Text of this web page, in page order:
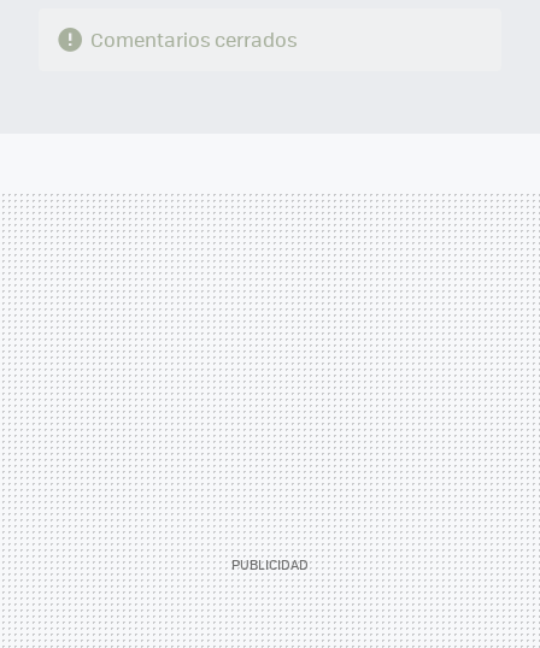
Comentarios cerrados